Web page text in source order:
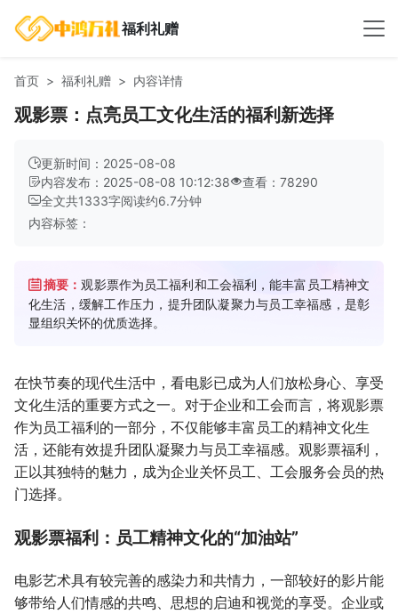
福利礼赠
首页 福利礼赠 内容详情
观影票：点亮员工文化生活的福利新选择
更新时间：2025-08-08
内容发布：2025-08-08 10:12:38
查看：78290
全文共1333字阅读约6.7分钟
内容标签：
摘要：观影票作为员工福利和工会福利，能丰富员工精神文
化生活，缓解工作压力，提升团队凝聚力与员工幸福感，是彰
显组织关怀的优质选择。
在快节奏的现代生活中，看电影已成为人们放松身心、享受
文化生活的重要方式之一。对于企业和工会而言，将观影票
作为员工福利的一部分，不仅能够丰富员工的精神文化生
活，还能有效提升团队凝聚力与员工幸福感。观影票福利，
正以其独特的魅力，成为企业关怀员工、工会服务会员的热
门选择。
观影票福利：员工精神文化的“加油站”
电影艺术具有较完善的感染力和共情力，一部较好的影片能
够带给人们情感的共鸣、思想的启迪和视觉的享受。企业或